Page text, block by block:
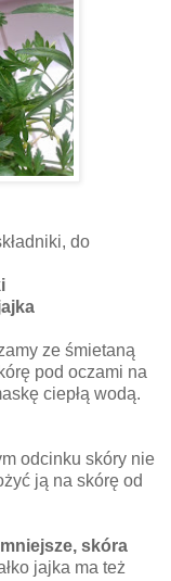
do
ze śmietaną
pod oczami na
ciepłą wodą.
odcinku skóry nie
ją na skórę od
skóra
jajka ma też